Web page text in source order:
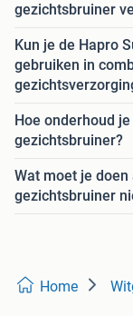
gezichtsbruiner
Kun je de Hapro
gebruiken in
Hoe onderhoud
gezichtsbruiner?
Wat moet je
gezichtsbruiner
Home